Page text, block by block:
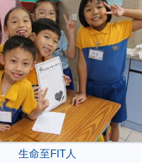
生命至FIT人